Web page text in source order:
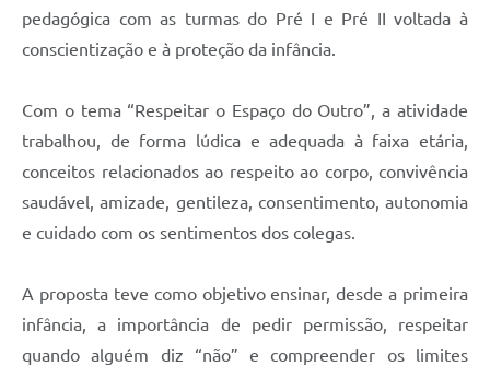
pedagógica com as turmas do Pré I e Pré II voltada à
conscientização e à proteção da infância.
Com o tema “Respeitar o Espaço do Outro”, a atividade
trabalhou, de forma lúdica e adequada à faixa etária,
conceitos relacionados ao respeito ao corpo, convivência
saudável, amizade, gentileza, consentimento, autonomia
e cuidado com os sentimentos dos colegas.
A proposta teve como objetivo ensinar, desde a primeira
infância, a importância de pedir permissão, respeitar
quando alguém diz “não” e compreender os limites